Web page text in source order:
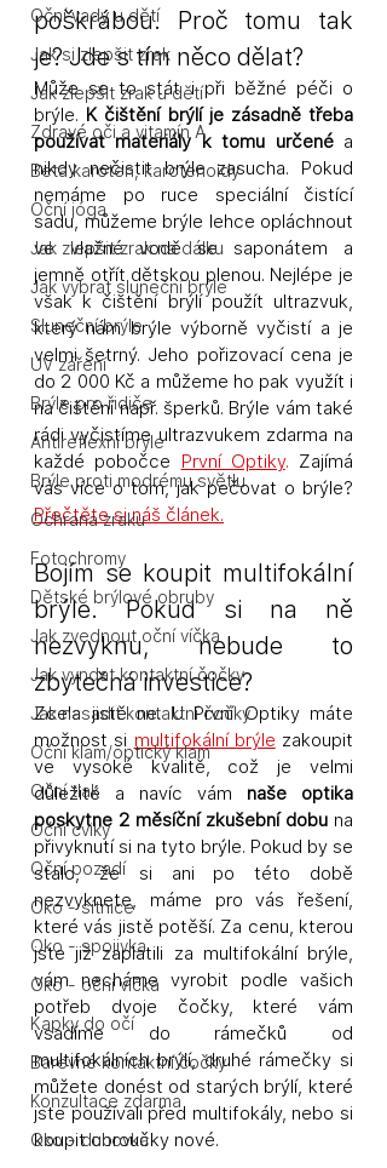
Oční vady u dětí
Jak si zlepšit zrak
Jak zlepšit zrak u dětí
Zdravé oči a vitamín A
Beta karoten, karotenoidy
Oční jóga
Jak zlepšit zrak na dálku
Jak vybrat sluneční brýle
Sluneční brýle
UV záření
Brýle pro řidiče
Antireflexní brýle
Brýle proti modrému světlu
Ochrana zraku
Fotochromy
Dětské brýlové obruby
Jak zvednout oční víčka
Jak vyndat kontaktní čočky
Jak nasadit kontaktní čočky
Oční klam/optický klam
Oční tlak
Oční cviky
Oční pozadí
Oko - sítnice
Oko - spojivka
Oko - oční víčka
Kapky do očí
Barevné kontaktní čočky
Konzultace zdarma
Oko - duhovka
poškrábou. Proč tomu tak
je? Jde s tím něco dělat?
Může se to stát i při běžné péči o
brýle. K čištění brýlí je zásadně třeba
používat materiály k tomu určené a
nikdy nečistit brýle zasucha. Pokud
nemáme po ruce speciální čistící
sadu, můžeme brýle lehce opláchnout
ve vlažné vodě se saponátem a
jemně otřít dětskou plenou. Nejlépe je
však k čištění brýlí použít ultrazvuk,
který nám brýle výborně vyčistí a je
velmi šetrný. Jeho pořizovací cena je
do 2 000 Kč a můžeme ho pak využít i
na čištění např. šperků. Brýle vám také
rádi vyčistíme ultrazvukem zdarma na
každé pobočce První Optiky. Zajímá
Přečtěte si náš článek.
Bojím se koupit multifokální
brýle. Pokud si na ně
nezvyknu, nebude to
zbytečná investice?
Zcela jistě ne. U První Optiky máte
možnost si multifokální brýle zakoupit
ve vysoké kvalitě, což je velmi
důležité a navíc vám naše optika
poskytne 2 měsíční zkušební dobu na
přivyknutí si na tyto brýle. Pokud by se
stalo, že si ani po této době
nezvyknete, máme pro vás řešení,
které vás jistě potěší. Za cenu, kterou
jste již zaplatili za multifokální brýle,
vám necháme vyrobit podle vašich
potřeb dvoje čočky, které vám
vsadíme do rámečků od
multifokálních brýlí, druhé rámečky si
můžete donést od starých brýlí, které
jste používali před multifokály, nebo si
koupit obroučky nové.